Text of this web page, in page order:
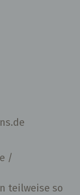
/
teilweise so